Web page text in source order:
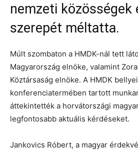
nemzeti közösségek
szerepét méltatta.
Múlt szombaton a HMDK-nál tett
Magyarország elnöke, valamint
Köztársaság elnöke. A HMDK
konferenciatermében tartott
áttekintették a horvátországi
legfontosabb aktuális kérdéseket.
Jankovics Róbert, a magyar